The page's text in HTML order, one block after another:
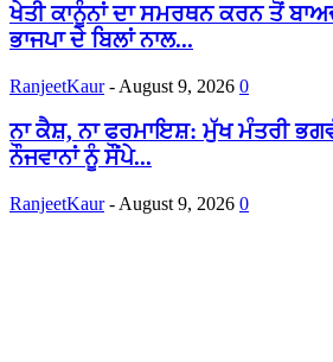
ਖੇਤੀ ਕਾਨੂੰਨਾਂ ਦਾ ਸਮਰਥਨ ਕਰਨ ਤੋਂ
ਭਾਜਪਾ ਦੇ ਬਿਲਾਂ ਨਾਲ...
RanjeetKaur - August 9, 2026 0
ਨਾ ਕੈਸ਼, ਨਾ ਫਰਮਾਇਸ਼: ਮੁੱਖ ਮੰਤਰੀ
ਨੌਜਵਾਨਾਂ ਨੂੰ ਸੌਂਪੇ...
RanjeetKaur - August 9, 2026 0